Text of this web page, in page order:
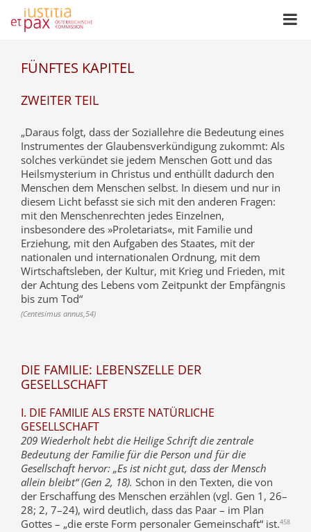
FÜNFTES KAPITEL
ZWEITER TEIL
„Daraus folgt, dass der Soziallehre die Bedeutung eines
Instrumentes der Glaubensverkündigung zukommt: Als
solches verkündet sie jedem Menschen Gott und das
Heilsmysterium in Christus und enthüllt dadurch den
Menschen dem Menschen selbst. In diesem und nur in
diesem Licht befasst sie sich mit den anderen Fragen:
mit den Menschenrechten jedes Einzelnen,
insbesondere des »Proletariats«, mit Familie und
Erziehung, mit den Aufgaben des Staates, mit der
nationalen und internationalen Ordnung, mit dem
Wirtschaftsleben, der Kultur, mit Krieg und Frieden, mit
der Achtung des Lebens vom Zeitpunkt der Empfängnis
bis zum Tod“
(Centesimus annus,54)
DIE FAMILIE: LEBENSZELLE DER
GESELLSCHAFT
I. DIE FAMILIE ALS ERSTE NATÜRLICHE
GESELLSCHAFT
209 Wiederholt hebt die Heilige Schrift die zentrale
Bedeutung der Familie für die Person und für die
Gesellschaft hervor: „Es ist nicht gut, dass der Mensch
allein bleibt“ (Gen 2, 18). Schon in den Texten, die von
der Erschaffung des Menschen erzählen (vgl. Gen 1, 26–
28; 2, 7–24), wird deutlich, dass das Paar – im Plan
Gottes – „die erste Form personaler Gemeinschaft“ ist.458